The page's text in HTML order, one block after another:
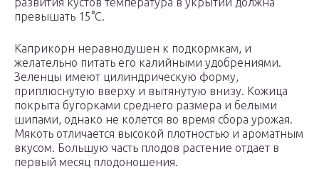
превышать 15°C.
Каприкорн неравнодушен к подкормкам, и
желательно питать его калийными удобрениями.
Зеленцы имеют цилиндрическую форму,
приплюснутую вверху и вытянутую внизу. Кожица
покрыта бугорками среднего размера и белыми
шипами, однако не колется во время сбора урожая.
Мякоть отличается высокой плотностью и ароматным
вкусом. Большую часть плодов растение отдает в
первый месяц плодоношения.